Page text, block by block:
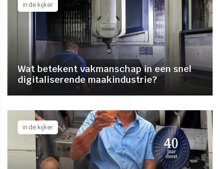
Wat betekent vakmanschap in een snel
digitaliserende maakindustrie?
in de kijker
in de kijker